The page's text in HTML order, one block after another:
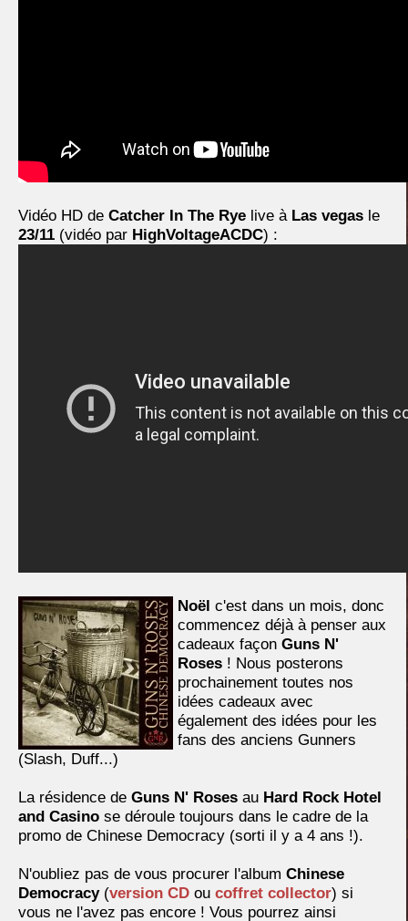
Vidéo HD de Catcher In The Rye live à Las vegas le
23/11 (vidéo par HighVoltageACDC) :
Noël c'est dans un mois, donc
commencez déjà à penser aux
cadeaux façon Guns N'
Roses ! Nous posterons
prochainement toutes nos
idées cadeaux avec
également des idées pour les
fans des anciens Gunners
(Slash, Duff...)
La résidence de Guns N' Roses au Hard Rock Hotel
and Casino se déroule toujours dans le cadre de la
promo de Chinese Democracy (sorti il y a 4 ans !).
N'oubliez pas de vous procurer l'album Chinese
Democracy(version CD ou coffret collector) si
vous ne l'avez pas encore ! Vous pourrez ainsi